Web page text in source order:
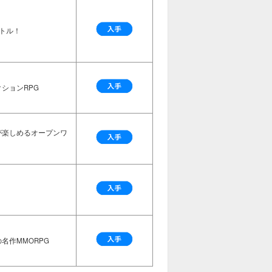
ル！
ョンRPG
しめるオープンワ
作MMORPG